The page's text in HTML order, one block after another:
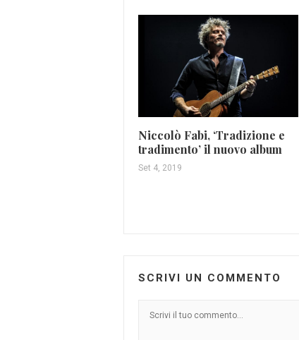
Niccolò Fabi, ‘Tradizione e
tradimento’ il nuovo album
Set 4, 2019
SCRIVI UN COMMENTO